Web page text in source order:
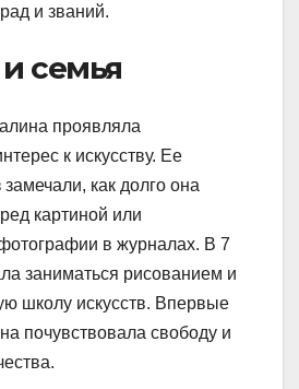
и званий.
семья
проявляла
к искусству. Ее
как долго она
картиной или
в журналах. В 7
заниматься рисованием и
школу искусств. Впервые
почувствовала свободу и